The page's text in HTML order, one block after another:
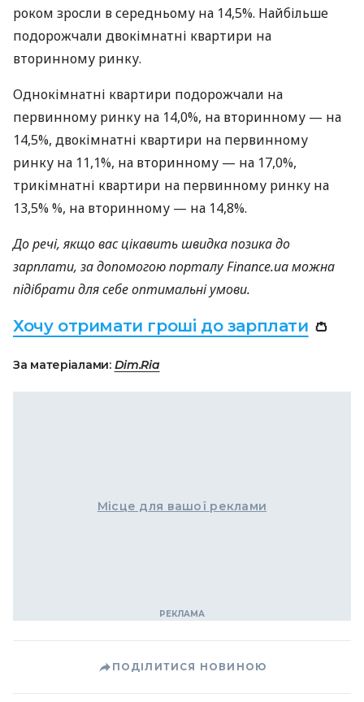
роком зросли в середньому на 14,5%. Найбільше
подорожчали двокімнатні квартири на
вторинному ринку.
Однокімнатні квартири подорожчали на
первинному ринку на 14,0%, на вторинному — на
14,5%, двокімнатні квартири на первинному
ринку на 11,1%, на вторинному — на 17,0%,
трикімнатні квартири на первинному ринку на
13,5% %, на вторинному — на 14,8%.
До речі, якщо вас цікавить швидка позика до
зарплати, за допомогою порталу Finance.ua можна
підібрати для себе оптимальні умови.
Хочу отримати гроші до зарплати 👛
За матеріалами: Dim.Ria
Місце для вашої реклами
ПОДІЛИТИСЯ НОВИНОЮ